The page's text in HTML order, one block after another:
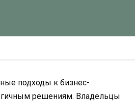
подходы к бизнес-
решениям. Владельцы